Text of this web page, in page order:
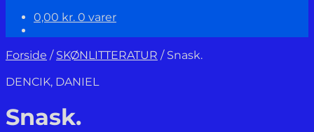
0,00 kr. 0 varer
Forside / SKØNLITTERATUR / Snask.
DENCIK, DANIEL
Snask.